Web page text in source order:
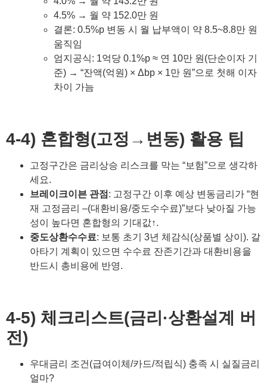
4.5% → 월 약 152.0만 원
결론: 0.5%p 변동 시 월 납부액이 약 8.5~8.8만 원
움직임
엄지공식: 1억당 0.1%p ≈ 연 10만 원(단순이자 기
준) → “잔액(억원) × Δbp × 1만 원”으로 첫해 이자
차이 가늠
4-4) 혼합형(고정→변동) 활용 팁
고정구간은 금리상승 리스크를 막는 “보험”으로 생각하
세요.
브레이크이븐 관점 : 고정구간 이후 예상 변동금리가 “현
재 고정금리 –(대환비용/중도수수료)”보다 낮아질 가능
성이 높다면 혼합형의 기대값↑.
중도상환수수료: 보통 초기 3년 체감식(상품별 상이). 갈
아타기 계획이 있으면 수수료 잔존기간과 대환비용을
반드시 총비용에 반영.
4-5) 체크리스트(금리·상환설계 버
전)
우대금리 조건(급여이체/카드/적립식) 충족 시 실질금리
얼마?